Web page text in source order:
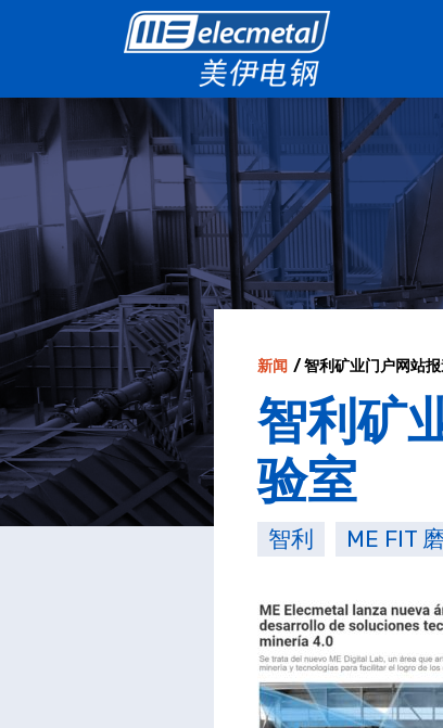
新闻 / 智利矿业门户网站
智利矿
验室
智利 ME FIT